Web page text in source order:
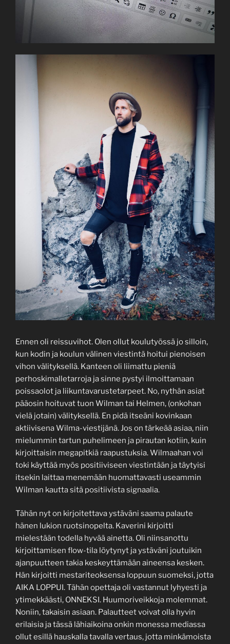
Ennen oli reissuvihot. Olen ollut koulutyössä jo silloin,
kun kodin ja koulun välinen viestintä hoitui pienoisen
vihon välityksellä. Kanteen oli liimattu pieniä
perhoskimalletarroja ja sinne pystyi ilmoittamaan
poissaolot ja liikuntavarustetarpeet. No, nythän asiat
pääosin hoituvat tuon Wilman tai Helmen, (onkohan
vielä jotain) välityksellä. En pidä itseäni kovinkaan
aktiivisena Wilma-viestijänä. Jos on tärkeää asiaa, niin
mielummin tartun puhelimeen ja pirautan kotiin, kuin
kirjoittaisin megapitkiä raapustuksia. Wilmaahan voi
toki käyttää myös positiiviseen viestintään ja täytyisi
itsekin laittaa menemään huomattavasti useammin
Wilman kautta sitä positiivista signaalia.
Tähän nyt on kirjoitettava ystäväni saama palaute
hänen lukion ruotsinopelta. Kaverini kirjoitti
mielestään todella hyvää ainetta. Oli niinsanottu
kirjoittamisen flow-tila löytynyt ja ystäväni joutuikin
ajanpuutteen takia keskeyttämään aineensa kesken.
Hän kirjoitti mestariteoksensa loppuun suomeksi, jotta
AIKA LOPPUI. Tähän opettaja oli vastannut lyhyesti ja
ytimekkäästi, ONNEKSI. Huumoriveikkoja molemmat.
Noniin, takaisin asiaan. Palautteet voivat olla hyvin
erilaisia ja tässä lähiaikoina onkin monessa mediassa
ollut esillä hauskalla tavalla vertaus, jotta minkämoista